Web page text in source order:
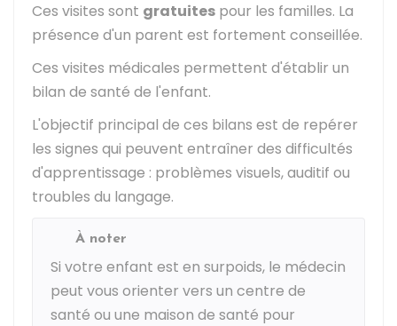
Ces visites sont gratuites pour les familles. La
présence d'un parent est fortement conseillée.
Ces visites médicales permettent d'établir un
bilan de santé de l'enfant.
L'objectif principal de ces bilans est de repérer
les signes qui peuvent entraîner des difficultés
d'apprentissage : problèmes visuels, auditif ou
troubles du langage.
À noter
Si votre enfant est en surpoids, le médecin
peut vous orienter vers un centre de
santé ou une maison de santé pour